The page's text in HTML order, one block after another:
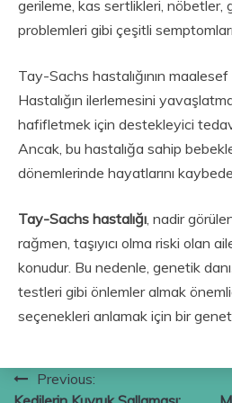
gerileme, kas sertlikleri, nöbetler,
problemleri gibi çeşitli
Tay-Sachs hastalığının
Hastalığın ilerlemesini
hafifletmek için destekleyici
Ancak, bu hastalığa sahip
dönemlerinde hayatlarını
Tay-Sachs hastalığı , nadir
rağmen, taşıyıcı olma riski olan
konudur. Bu nedenle, genetik
testleri gibi önlemler almak
seçenekleri anlamak için bir
YazıPrevious: